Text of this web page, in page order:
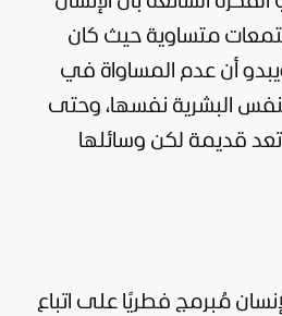
متساوية حيث كان
أن عدم المساواة في
البشرية نفسها، وحتى
تعد قديمة لكن وسائلها
مُبرمج فطريًا على اتباع